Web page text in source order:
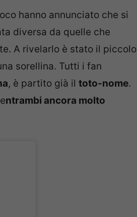
hanno annunciato che si
diversa da quelle che
A rivelarlo è stato il piccolo
sorellina. Tutti i fan
, è partito già il toto-nome.
ntrambi ancora molto